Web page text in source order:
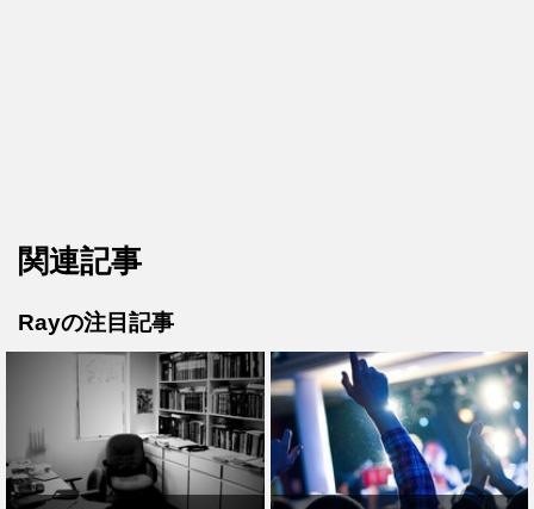
関連記事
Rayの注目記事